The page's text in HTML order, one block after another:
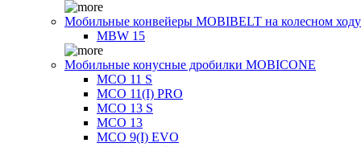
Мобильные конвейеры MOBIBELT на колесном ходу
MBW 15
Мобильные конусные дробилки MOBICONE
MCO 11 S
MCO 11(I) PRO
MCO 13 S
MCO 13
MCO 9(I) EVO